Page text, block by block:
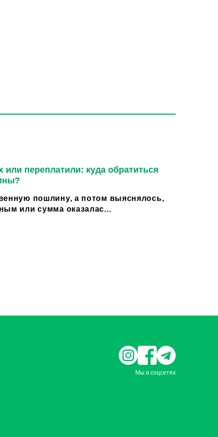
переплатили: куда обратиться
пошлину, а потом выяснялось,
или сумма оказалас...
Мы в соцсетях